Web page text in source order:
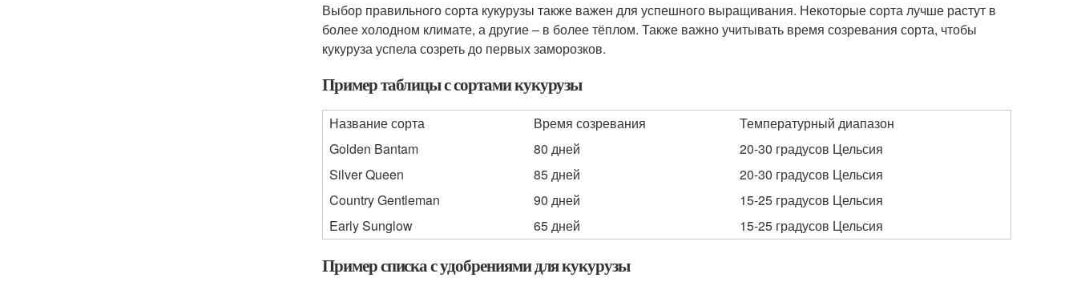
Выбор правильного сорта кукурузы также важен для успешного выращивания. Некоторые сорта лучше растут в
более холодном климате, а другие – в более тёплом. Также важно учитывать время созревания сорта, чтобы
кукуруза успела созреть до первых заморозков.
Пример таблицы с сортами кукурузы
Название сорта Время созревания
Температурный диапазон
Golden Bantam
80 дней
20-30 градусов Цельсия
Silver Queen
85 дней
20-30 градусов Цельсия
Country Gentleman
90 дней
15-25 градусов Цельсия
Early Sunglow
65 дней 15-25 градусов Цельсия
Пример списка с удобрениями для кукурузы